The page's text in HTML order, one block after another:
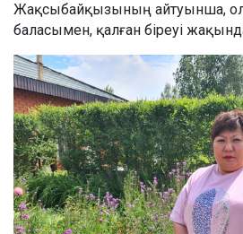
Жақсыбайқызының айтуынша,
баласымен, қалған біреуі